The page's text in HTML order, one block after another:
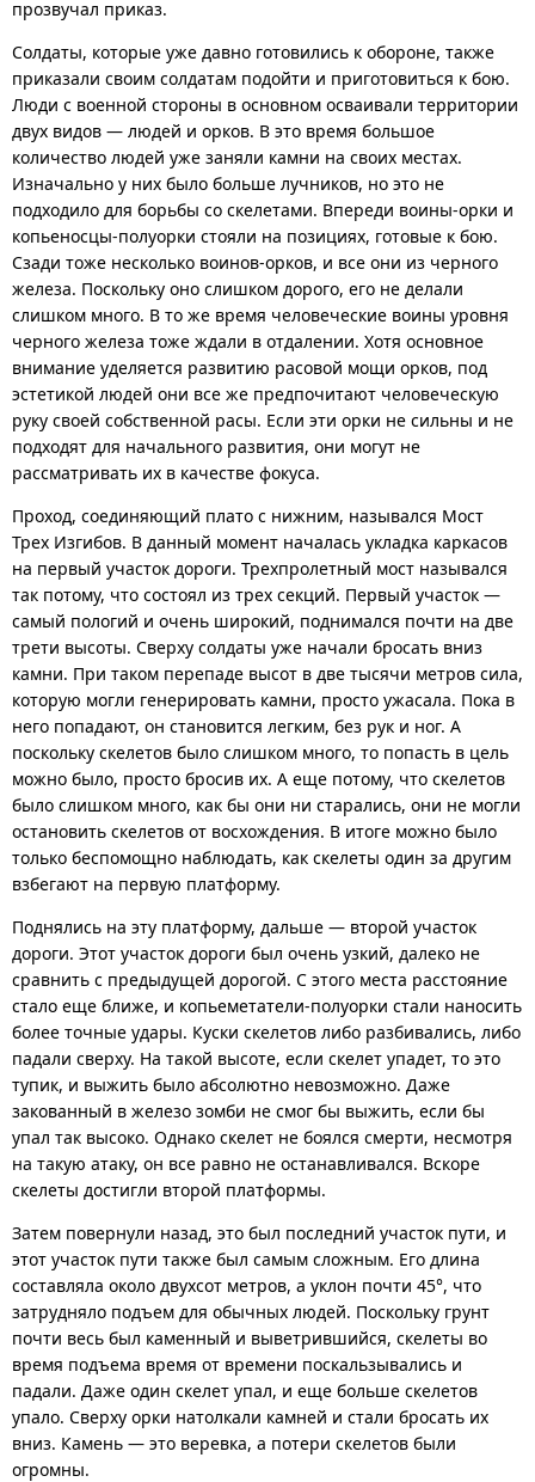
прозвучал приказ.
Солдаты, которые уже давно готовились к обороне, также
приказали своим солдатам подойти и приготовиться к бою.
Люди с военной стороны в основном осваивали территории
двух видов — людей и орков. В это время большое
количество людей уже заняли камни на своих местах.
Изначально у них было больше лучников, но это не
подходило для борьбы со скелетами. Впереди воины-орки и
копьеносцы-полуорки стояли на позициях, готовые к бою.
Сзади тоже несколько воинов-орков, и все они из черного
железа. Поскольку оно слишком дорого, его не делали
слишком много. В то же время человеческие воины уровня
черного железа тоже ждали в отдалении. Хотя основное
внимание уделяется развитию расовой мощи орков, под
эстетикой людей они все же предпочитают человеческую
руку своей собственной расы. Если эти орки не сильны и не
подходят для начального развития, они могут не
рассматривать их в качестве фокуса.
Проход, соединяющий плато с нижним, назывался Мост
Трех Изгибов. В данный момент началась укладка каркасов
на первый участок дороги. Трехпролетный мост назывался
так потому, что состоял из трех секций. Первый участок —
самый пологий и очень широкий, поднимался почти на две
трети высоты. Сверху солдаты уже начали бросать вниз
камни. При таком перепаде высот в две тысячи метров сила,
которую могли генерировать камни, просто ужасала. Пока в
него попадают, он становится легким, без рук и ног. А
поскольку скелетов было слишком много, то попасть в цель
можно было, просто бросив их. А еще потому, что скелетов
было слишком много, как бы они ни старались, они не могли
остановить скелетов от восхождения. В итоге можно было
только беспомощно наблюдать, как скелеты один за другим
взбегают на первую платформу.
Поднялись на эту платформу, дальше — второй участок
дороги. Этот участок дороги был очень узкий, далеко не
сравнить с предыдущей дорогой. С этого места расстояние
стало еще ближе, и копьеметатели-полуорки стали наносить
более точные удары. Куски скелетов либо разбивались, либо
падали сверху. На такой высоте, если скелет упадет, то это
тупик, и выжить было абсолютно невозможно. Даже
закованный в железо зомби не смог бы выжить, если бы
упал так высоко. Однако скелет не боялся смерти, несмотря
на такую атаку, он все равно не останавливался. Вскоре
скелеты достигли второй платформы.
Затем повернули назад, это был последний участок пути, и
этот участок пути также был самым сложным. Его длина
составляла около двухсот метров, а уклон почти 45°, что
затрудняло подъем для обычных людей. Поскольку грунт
почти весь был каменный и выветрившийся, скелеты во
время подъема время от времени поскальзывались и
падали. Даже один скелет упал, и еще больше скелетов
упало. Сверху орки натолкали камней и стали бросать их
вниз. Камень — это веревка, а потери скелетов были
огромны.